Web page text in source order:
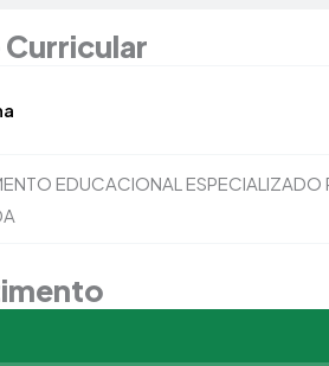
EDUCACIONAL ESPECIALIZADO